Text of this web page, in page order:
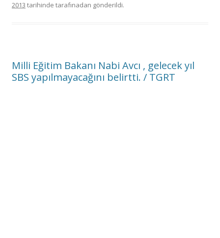
2013 tarihinde tarafınadan gönderildi.
Milli Eğitim Bakanı Nabi Avcı , gelecek yıl
SBS yapılmayacağını belirtti. / TGRT